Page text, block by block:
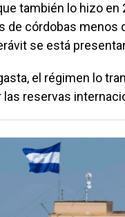
también lo hizo
de córdobas menos
se está
el régimen lo
las reservas